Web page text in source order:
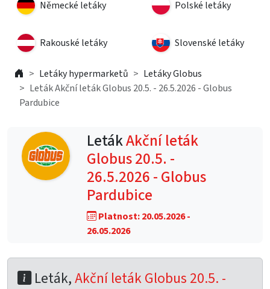
Německé letáky Polské letáky
Rakouské letáky Slovenské letáky
Letáky hypermarketů
Letáky Globus
Leták Akční leták Globus 20.5. - 26.5.2026 - Globus
Pardubice
LetákAkční leták
Globus 20.5. -
26.5.2026 - Globus
Pardubice
Platnost: 20.05.2026 -
26.05.2026
Leták,Akční leták Globus 20.5. -